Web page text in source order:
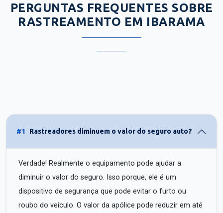
PERGUNTAS FREQUENTES SOBRE
RASTREAMENTO EM IBARAMA
#1 Rastreadores diminuem o valor do seguro auto?
Verdade! Realmente o equipamento pode ajudar a
diminuir o valor do seguro. Isso porque, ele é um
dispositivo de segurança que pode evitar o furto ou
roubo do veículo. O valor da apólice pode reduzir em até